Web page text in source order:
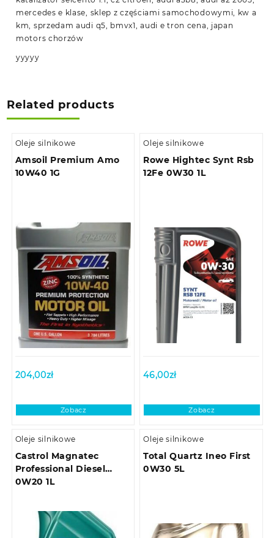
mercedes e klase, sklep z częściami samochodowymi, kw a
km, sprzedam audi q5, bmvx1, audi e tron cena, japan
motors chorzów
yyyyy
Related products
Oleje silnikowe
Amsoil Premium Amo
10W40 1G
204,00zł
Zobacz
Oleje silnikowe
Rowe Hightec Synt Rsb
12Fe 0W30 1L
46,00zł
Zobacz
Oleje silnikowe
Castrol Magnatec
Professional Diesel
0W20 1L
Oleje silnikowe
Total Quartz Ineo First
0W30 5L